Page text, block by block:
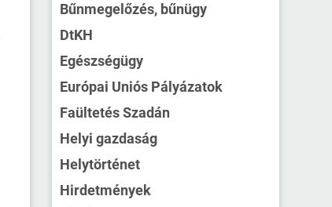
Bűnmegelőzés, bűnügy
DtKH
Egészségügy
Európai Uniós Pályázatok
Faültetés Szadán
Helyi gazdaság
Helytörténet
Hirdetmények